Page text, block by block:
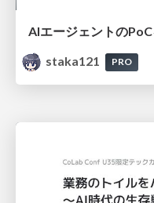
staka121
PRO